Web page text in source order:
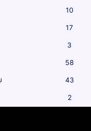
10
17
3
58
43
2